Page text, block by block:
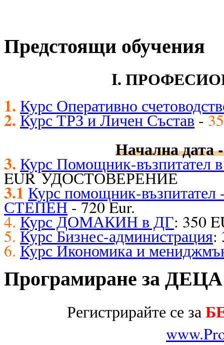
Предстоящи обучения
I.
1. Курс Оперативно
2. Курс ТРЗ и Личен Състав -
Начална дата
3. Курс Помощник-възпитател
EUR УДОСТОВЕРЕНИЕ
3.1 Курс помощник-
СТЕПЕН- 720 Eur.
4.Курс ДОМАКИН в ДГ: 350
5. Курс Бизнес-администрация:
6. Курс Икономика и
Програмиране за ДЕЦА
Регистрирайте се за